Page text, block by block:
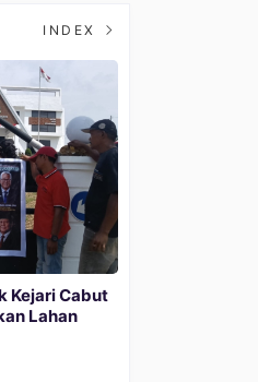
INDEX
Kejari Cabut
Lahan